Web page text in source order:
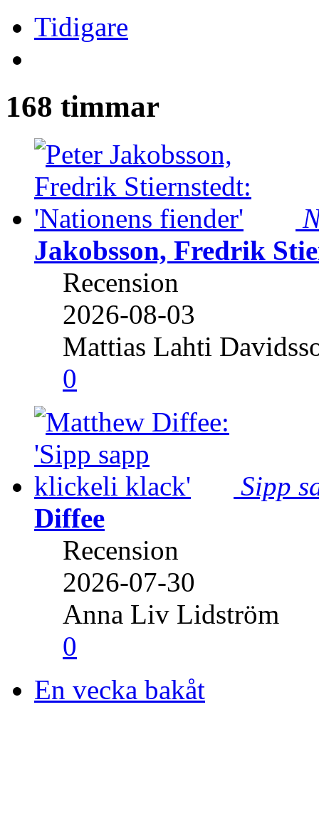
Tidigare
168 timmar
Jakobsson, Fredrik
Recension
2026-08-03
Mattias Lahti
0
Sipp
Diffee
Recension
2026-07-30
Anna Liv Lidström
0
En vecka bakåt